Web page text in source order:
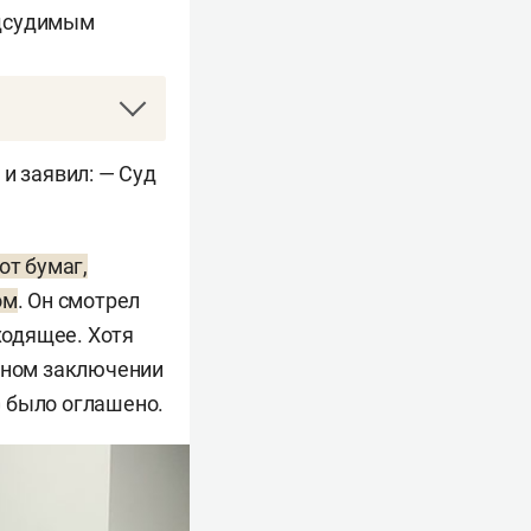
бывшего
160
размере»)
заявил: — Суд
бумаг,
. Он смотрел
Хотя
заключении
было оглашено.